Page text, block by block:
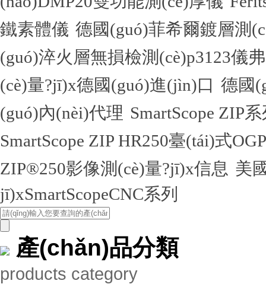
鐵素體儀 德國(guó)菲希爾鍍層測
(guó)淬火層無損檢測(cè)p3123儀
(cè)量?jī)x德國(guó)進(jìn)口 德國
(guó)內(nèi)代理 SmartScope ZIP
SmartScope ZIP HR250臺(tái)式
ZIP®250影像測(cè)量?jī)x信息 美
jī)xSmartScopeCNC系列
產(chǎn)品分類
products category